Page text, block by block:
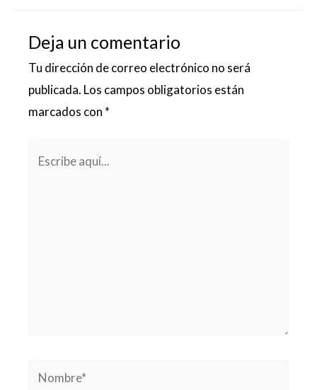
Deja un comentario
Tu dirección de correo electrónico no será
publicada. Los campos obligatorios están
marcados con *
Nombre*